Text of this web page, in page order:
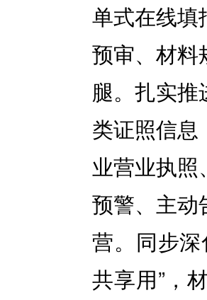
单式在线填
预审、材料
腿。扎实
类证照信息
业营业执照
预警、主动
营。同步
共享用”，